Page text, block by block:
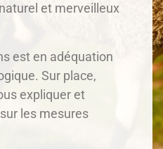
et merveilleux
est en adéquation
Sur place,
expliquer et
les mesures